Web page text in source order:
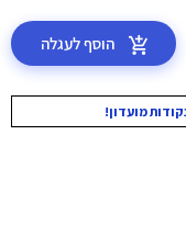
הוסף לעגלה